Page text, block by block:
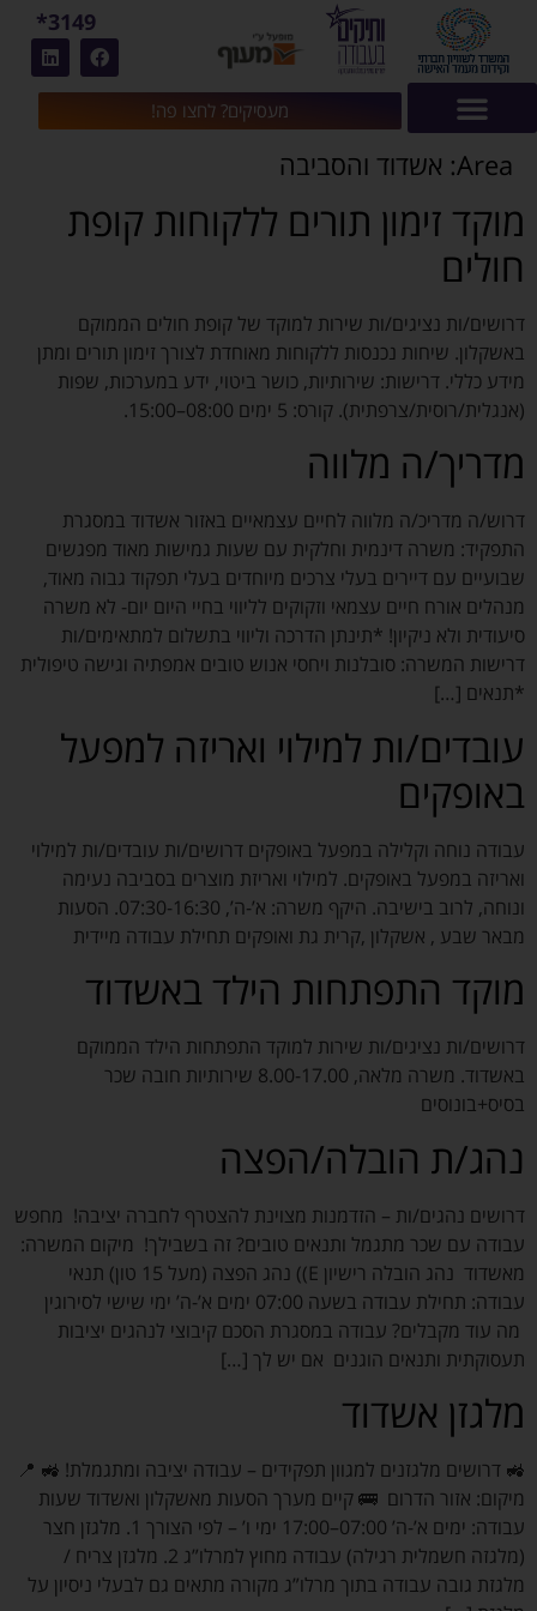
מעסיקים? לחצו פה!
3149*
Area: אשדוד והסביבה
מוקד זימון תורים ללקוחות קופת
חולים
דרושים/ות נציגים/ות שירות למוקד של קופת חולים הממוקם
באשקלון. שיחות נכנסות ללקוחות מאוחדת לצורך זימון תורים ומתן
מידע כללי. דרישות: שירותיות, כושר ביטוי, ידע במערכות, שפות
(אנגלית/רוסית/צרפתית). קורס: 5 ימים 08:00–15:00.
מדריך/ה מלווה
דרוש/ה מדריכ/ה מלווה לחיים עצמאיים באזור אשדוד במסגרת
התפקיד: משרה דינמית וחלקית עם שעות גמישות מאוד מפגשים
שבועיים עם דיירים בעלי צרכים מיוחדים בעלי תפקוד גבוה מאוד,
מנהלים אורח חיים עצמאי וזקוקים לליווי בחיי היום יום- לא משרה
סיעודית ולא ניקיון! *תינתן הדרכה וליווי בתשלום למתאימים/ות
דרישות המשרה: סובלנות ויחסי אנוש טובים אמפתיה וגישה טיפולית
*תנאים […]
עובדים/ות למילוי ואריזה למפעל
באופקים
עבודה נוחה וקלילה במפעל באופקים דרושים/ות עובדים/ות למילוי
ואריזה במפעל באופקים. למילוי ואריזת מוצרים בסביבה נעימה
ונוחה, לרוב בישיבה. היקף משרה: א’-ה’, 07:30-16:30. הסעות
מבאר שבע , אשקלון ,קרית גת ואופקים תחילת עבודה מיידית
מוקד התפתחות הילד באשדוד
דרושים/ות נציגים/ות שירות למוקד התפתחות הילד הממוקם
באשדוד. משרה מלאה, 8.00-17.00 שירותיות חובה שכר
בסיס+בונוסים
נהג/ת הובלה/הפצה
דרושים נהגים/ות – הזדמנות מצוינת להצטרף לחברה יציבה! מחפש
עבודה עם שכר מתגמל ותנאים טובים? זה בשבילך! מיקום המשרה:
מאשדוד ‍ נהג הובלה רישיון E)) נהג הפצה (מעל 15 טון) תנאי
עבודה: תחילת עבודה בשעה 07:00 ימים א’-ה’ ימי שישי לסירוגין
מה עוד מקבלים? עבודה במסגרת הסכם קיבוצי לנהגים יציבות
תעסוקתית ותנאים הוגנים אם יש לך […]
מלגזן אשדוד
🚜 דרושים מלגזנים למגוון תפקידים – עבודה יציבה ומתגמלת! 🚜 📍
מיקום: אזור הדרום 🚌 קיים מערך הסעות מאשקלון ואשדוד שעות
עבודה: ימים א’-ה’ 07:00–17:00 ימי ו’ – לפי הצורך 1. מלגזן חצר
(מלגזה חשמלית רגילה) עבודה מחוץ למרלו”ג 2. מלגזן צריח /
מלגזת גובה עבודה בתוך מרלו”ג מקורה מתאים גם לבעלי ניסיון על